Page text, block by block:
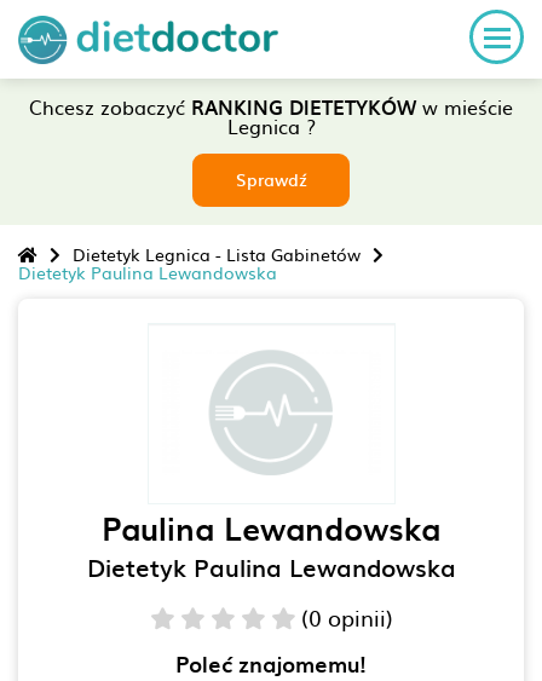
Chcesz zobaczyć RANKING DIETETYKÓWw mieście
Legnica ?
Sprawdź
Dietetyk Legnica - Lista Gabinetów
Dietetyk Paulina Lewandowska
Paulina Lewandowska
Dietetyk Paulina Lewandowska
(0 opinii)
Poleć znajomemu!